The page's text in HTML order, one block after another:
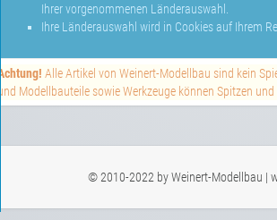
Ihrer vorgenommenen Länderauswahl.
Ihre Länderauswahl wird in Cookies auf Ihrem
Achtung! Alle Artikel von Weinert-Modellbau sind kein
und Modellbauteile sowie Werkzeuge können Spitzen
© 2010-2022 by Weinert-Modellbau |